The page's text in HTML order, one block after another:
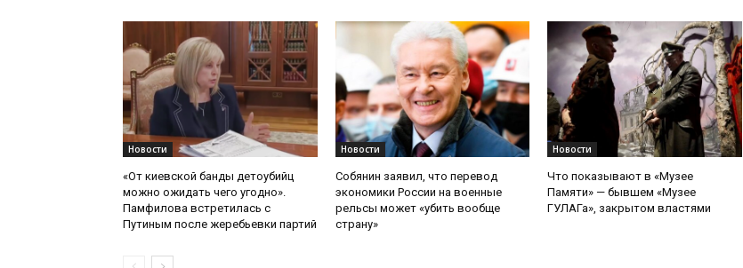
Новости
«От киевской банды детоубийц
можно ожидать чего угодно».
Памфилова встретилась с
Путиным после жеребьевки партий
Новости
Собянин заявил, что перевод
экономики России на военные
рельсы может «убить вообще
страну»
Новости
Что показывают в «Музее
Памяти» — бывшем «Музее
ГУЛАГа», закрытом властями